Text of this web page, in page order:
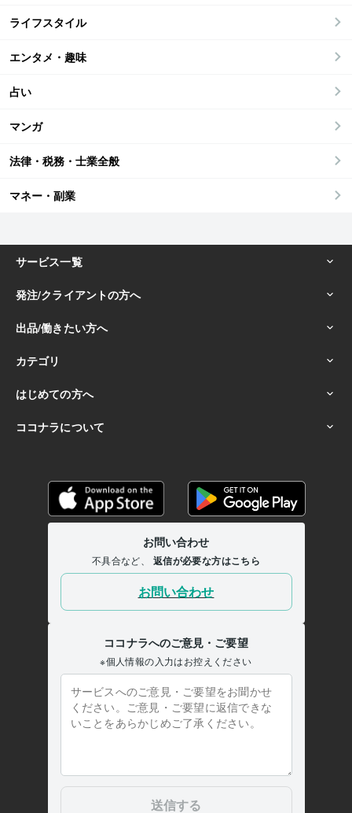
ライフスタイル
エンタメ・趣味
占い
マンガ
法律・税務・士業全般
マネー・副業